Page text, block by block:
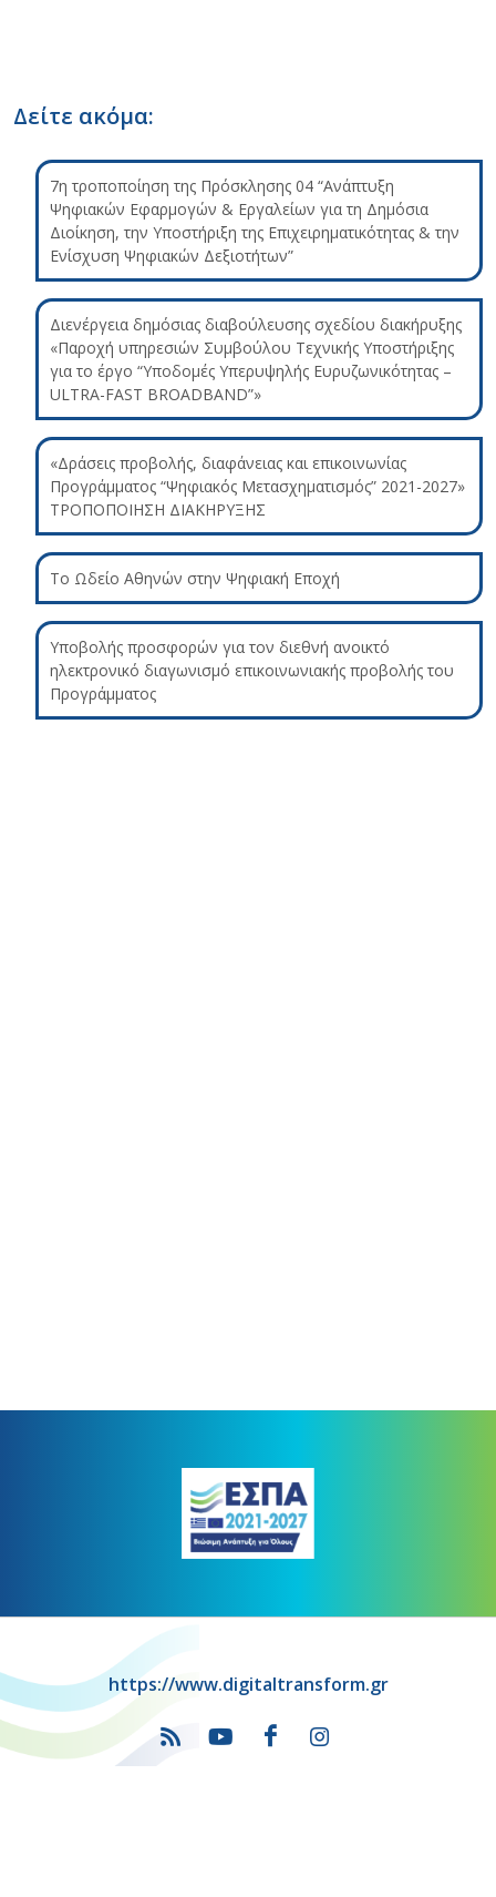
Δείτε ακόμα:
7η τροποποίηση της Πρόσκλησης 04 “Ανάπτυξη
Ψηφιακών Εφαρμογών & Εργαλείων για τη Δημόσια
Διοίκηση, την Υποστήριξη της Επιχειρηματικότητας & την
Ενίσχυση Ψηφιακών Δεξιοτήτων”
Διενέργεια δημόσιας διαβούλευσης σχεδίου διακήρυξης
«Παροχή υπηρεσιών Συμβούλου Τεχνικής Υποστήριξης
για το έργο “Υποδομές Υπερυψηλής Ευρυζωνικότητας –
ULTRA-FAST BROADBAND”»
«Δράσεις προβολής, διαφάνειας και επικοινωνίας
Προγράμματος “Ψηφιακός Μετασχηματισμός” 2021-2027»
ΤΡΟΠΟΠΟΙΗΣΗ ΔΙΑΚΗΡΥΞΗΣ
Το Ωδείο Αθηνών στην Ψηφιακή Εποχή
Υποβολής προσφορών για τον διεθνή ανοικτό
ηλεκτρονικό διαγωνισμό επικοινωνιακής προβολής του
Προγράμματος
https://www.digitaltransform.gr